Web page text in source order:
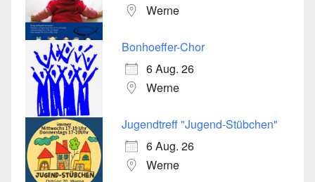
Werne
Bonhoeffer-Chor
6 Aug. 26
Werne
Jugendtreff "Jugend-Stübchen"
6 Aug. 26
Werne